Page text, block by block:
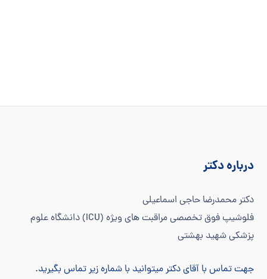
درباره دکتر
دکتر محمدرضا حاجی اسماعیلی
فلوشیپ فوق تخصصی مراقبت های ویژه (ICU) دانشگاه علوم
پزشکی شهید بهشتی
جهت تماس با آقای دکتر میتوانید با شماره زیر تماس بگیرید.